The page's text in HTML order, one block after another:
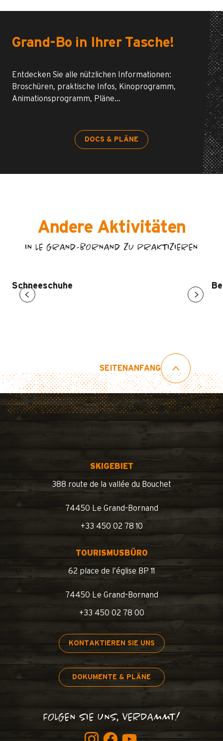
Grand-Bo in Ihrer Tasche!
Entdecken Sie alle nützlichen Informationen:
Broschüren, praktische Infos, Kinoprogramm,
Animationsprogramm, Pläne…
DOCS & PLÄNE
Andere Aktivitäten
IN LE GRAND-BORNAND ZU PRAKTIZIEREN
Schneeschuhe
SEITENANFANG
SKIGEBIET
388 route de la vallée du Bouchet
74450 Le Grand-Bornand
+33 450 02 78 10
TOURISMUSBÜRO
62 place de l’église BP 11
74450 Le Grand-Bornand
+33 450 02 78 00
KONTAKTIEREN SIE UNS
DOKUMENTE & PLÄNE
FOLGEN SIE UNS, VERDAMMT!